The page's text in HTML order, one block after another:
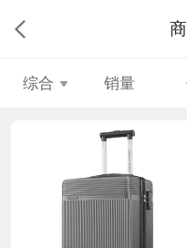
综合 销量